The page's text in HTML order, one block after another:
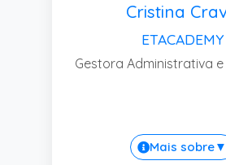
Cristina
ETACADEMY
Gestora Administrativa
Mais sobre▼